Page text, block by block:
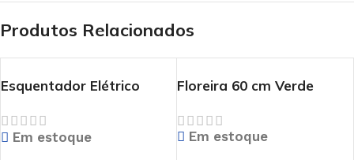
Produtos Relacionados
Esquentador Elétrico
Em estoque
Floreira 60 cm Verde
Em estoque